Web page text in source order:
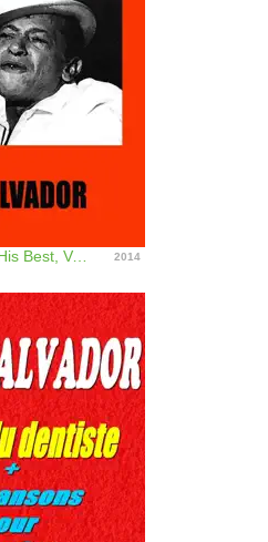
Henri Salvador at His Best, Vol. 3 2014